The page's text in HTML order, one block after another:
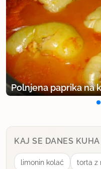
Polnjena paprika na
KAJ SE DANES KUHA
limonin kolać torta z